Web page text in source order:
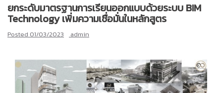
ยกระดับมาตรฐานการเรียนออกแบบด้วยระบบ BIM
Technology เพิ่มความเชื่อมั่นในหลักสูตร
Posted 01/03/2023 admin